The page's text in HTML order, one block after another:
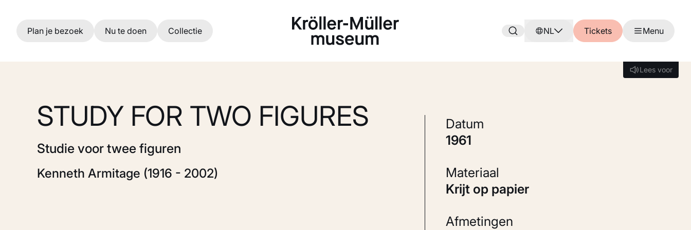
Ga naar hoofdinhoud
Plan je bezoek Nu te doen Collectie NL Tickets Menu
Lees voor
Lees voor
STUDY FOR TWO FIGURES
Studie voor twee figuren
Kenneth Armitage (1916 - 2002)
Datum
1961
Materiaal
Krijt op papier
Afmetingen